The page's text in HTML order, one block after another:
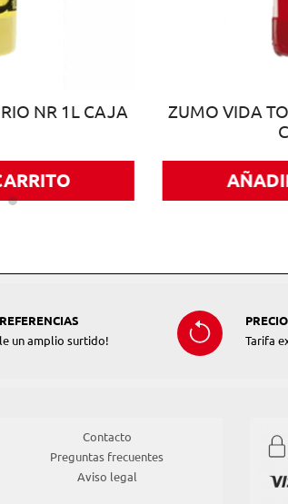
NR 1L CAJA
ZUMO VIDA
un amplio surtido!
Tarifa
Contacto
Preguntas frecuentes
Aviso legal